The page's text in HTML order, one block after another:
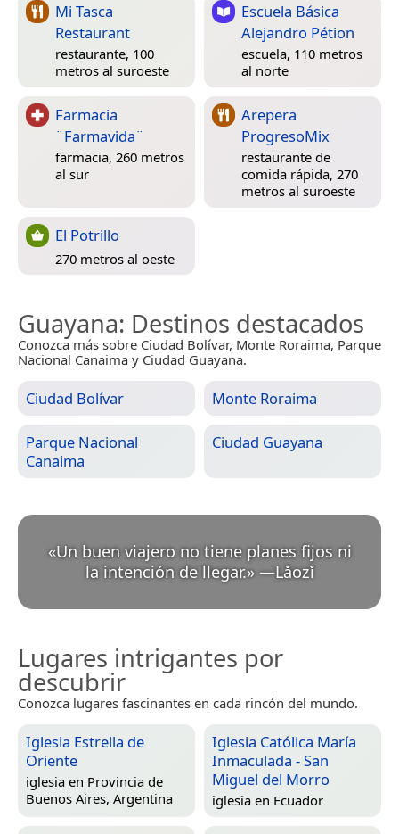
Mi Tasca
Restaurant
restaurante, 100
metros al suroeste
Escuela Básica
Alejandro Pétion
escuela, 110 metros
al norte
Farmacia
¨Farmavida¨
farmacia, 260 metros
al sur
Arepera
ProgresoMix
restaurante de
comida rápida, 270
metros al suroeste
El Potrillo
270 metros al oeste
Guayana: Destinos destacados
Conozca más sobre Ciudad Bolívar, Monte Roraima, Parque
Nacional Canaima y Ciudad Guayana.
Ciudad Bolívar Monte Roraima
Parque Nacional
Canaima
Ciudad Guayana
«Un buen viajero no tiene planes fijos ni
la intención de llegar.» —Lǎozǐ
Lugares intrigantes por
descubrir
Conozca lugares fascinantes en cada rincón del mundo.
Iglesia Estrella de
Oriente
iglesia en Provincia de
Buenos Aires, Argentina
Iglesia Católica María
Inmaculada - San
Miguel del Morro
iglesia en Ecuador